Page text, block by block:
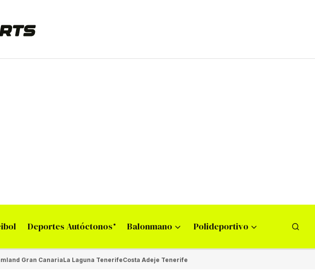
Deportes Autóctonos Balonmano Polideportivo
Gran CanariaLa Laguna TenerifeCosta Adeje Tenerife